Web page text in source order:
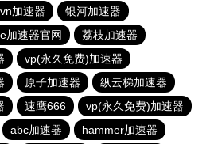
加速器
银河加速器
加速器官网
荔枝加速器
vp(永久免费)加速器
原子加速器
纵云梯加速器
速鹰666
vp(永久免费)加速器
abc加速器 hammer加速器